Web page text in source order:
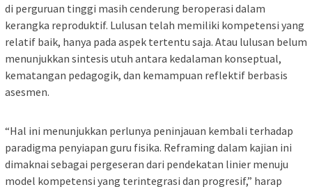
di perguruan tinggi masih cenderung beroperasi dalam
kerangka reproduktif. Lulusan telah memiliki kompetensi yang
relatif baik, hanya pada aspek tertentu saja. Atau lulusan belum
menunjukkan sintesis utuh antara kedalaman konseptual,
kematangan pedagogik, dan kemampuan reflektif berbasis
asesmen.
“Hal ini menunjukkan perlunya peninjauan kembali terhadap
paradigma penyiapan guru fisika. Reframing dalam kajian ini
dimaknai sebagai pergeseran dari pendekatan linier menuju
model kompetensi yang terintegrasi dan progresif,” harap